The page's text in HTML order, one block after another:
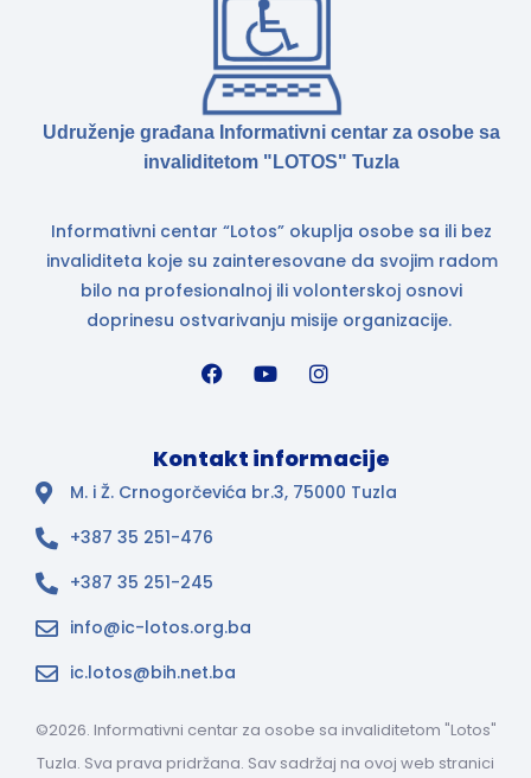
Udruženje građana Informativni centar za osobe sa
invaliditetom "LOTOS" Tuzla
Informativni centar “Lotos” okuplja osobe sa ili bez
invaliditeta koje su zainteresovane da svojim radom
bilo na profesionalnoj ili volonterskoj osnovi
doprinesu ostvarivanju misije organizacije.
Kontakt informacije
M. i Ž. Crnogorčevića br.3, 75000 Tuzla
+387 35 251-476
+387 35 251-245
info@ic-lotos.org.ba
ic.lotos@bih.net.ba
©2026. Informativni centar za osobe sa invaliditetom "Lotos"
Tuzla. Sva prava pridržana. Sav sadržaj na ovoj web stranici